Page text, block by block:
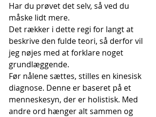
Har du prøvet det selv, så ved du
måske lidt mere.
Det rækker i dette regi for langt at
beskrive den fulde teori, så derfor vil
jeg nøjes med at forklare noget
grundlæggende.
Før nålene sættes, stilles en kinesisk
diagnose. Denne er baseret på et
menneskesyn, der er holistisk. Med
andre ord hænger alt sammen og